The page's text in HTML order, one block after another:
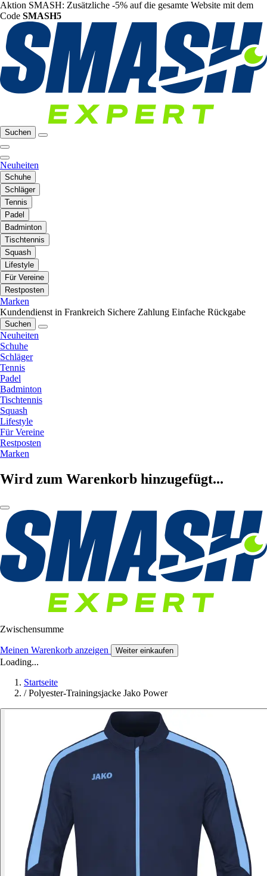
Aktion SMASH: Zusätzliche -5% auf die gesamte Website mit dem
Code SMASH5
Suchen
Neuheiten
Schuhe
Schläger
Tennis
Padel
Badminton
Tischtennis
Squash
Lifestyle
Für Vereine
Restposten
Marken
Kundendienst in Frankreich Sichere Zahlung Einfache Rückgabe
Suchen
Neuheiten
Schuhe
Schläger
Tennis
Padel
Badminton
Tischtennis
Squash
Lifestyle
Für Vereine
Restposten
Marken
Wird zum Warenkorb hinzugefügt...
Zwischensumme
Meinen Warenkorb anzeigen Weiter einkaufen
Loading...
Startseite
/ Polyester-Trainingsjacke Jako Power